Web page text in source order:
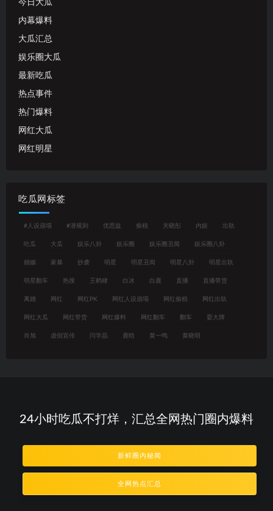
今日大瓜
内幕爆料
大瓜汇总
娱乐圈大瓜
最新吃瓜
热点事件
热门爆料
网红大瓜
网红明星
吃瓜网标签
#人设崩塌 #潜规则 优思益 偷税 关晓彤 内娱 出轨
吃瓜 大瓜 娱乐八卦 娱乐圈 娱乐圈丑闻 娱乐圈八卦
婚姻 家暴 抄袭 明星 明星丑闻 明星八卦 明星出轨
明星翻车 热搜 王鹤棣 白冰 白鹿 直播 直播带货
离婚 网红 网红PK 网红人设崩塌 网红偷税 网红出轨
网红大瓜 网红带货 网红爆料 网红翻车 翻车 耍大牌
肖旭 虚假宣传 闫学晶 鹿晗 黄一鸣 黄晓明
24小时吃瓜不打烊，汇总全网热门圈内爆料
新鲜圈内秘闻
全网热点汇总